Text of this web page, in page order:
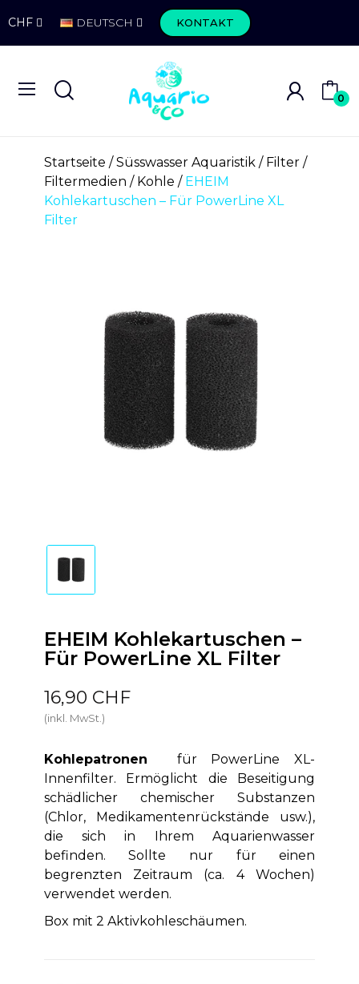
CHF DEUTSCH KONTAKT
0
Startseite Süsswasser Aquaristik
Filter
Filtermedien
Kohle
EHEIM
Kohlekartuschen – Für PowerLine XL
Filter
EHEIM Kohlekartuschen –
Für PowerLine XL Filter
16,90 CHF
(inkl. MwSt.)
Kohlepatronen
für PowerLine XL-
Innenfilter. Ermöglicht die Beseitigung
schädlicher chemischer Substanzen
(Chlor, Medikamentenrückstände usw.),
die sich in Ihrem Aquarienwasser
befinden. Sollte nur für einen
begrenzten Zeitraum (ca. 4 Wochen)
verwendet werden.
Box mit 2 Aktivkohleschäumen.